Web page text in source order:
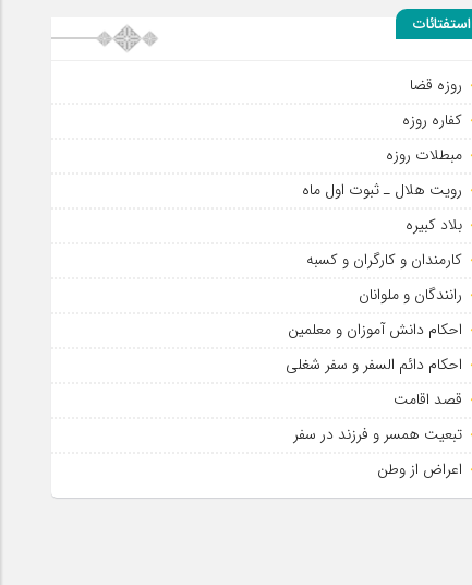
استفتائات
روزه قضا
کفاره روزه
مبطلات روزه
رویت هلال ـ ثبوت اول ماه
بلاد کبیره
کارمندان و کارگران و کسبه
رانندگان و ملوانان
احکام دانش آموزان و معلمین
احکام دائم السفر و سفر شغلی
قصد اقامت
تبعیت همسر و فرزند در سفر
اعراض از وطن